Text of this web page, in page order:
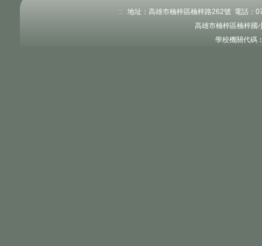
:::
地址：高雄市楠梓區楠梓路262號 電話：
高雄市楠梓區楠梓國
學校機關代碼